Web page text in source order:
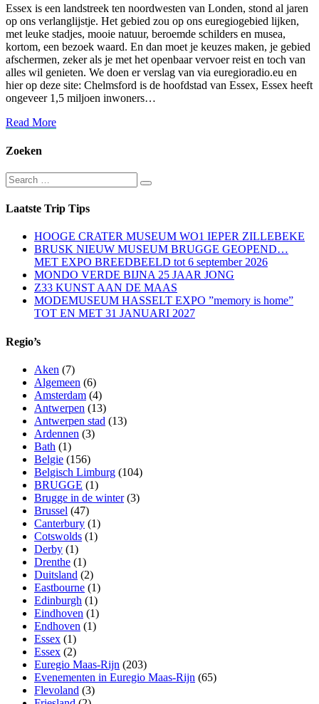
Brittannië
Essex is een landstreek ten noordwesten van Londen, stond al jaren
op ons verlanglijstje. Het gebied zou op ons euregiogebied lijken,
met leuke stadjes, mooie natuur, beroemde schilders en musea,
kortom, een bezoek waard. En dan moet je keuzes maken, je gebied
afschermen, zeker als je met het openbaar vervoer reist en toch van
alles wil genieten. We doen er verslag van via euregioradio.eu en
hier op deze site: Chelmsford is de hoofdstad van Essex, Essex heeft
ongeveer 1,5 miljoen inwoners…
Read MoreRead
Zoeken
Search
for:
Search
Laatste Trip Tips
HOOGE CRATER MUSEUM WO1 IEPER ZILLEBEKE
BRUSK NIEUW MUSEUM BRUGGE GEOPEND…
MET EXPO BREEDBEELD tot 6 september 2026
MONDO VERDE BIJNA 25 JAAR JONG
Z33 KUNST AAN DE MAAS
MODEMUSEUM HASSELT EXPO ”memory is home”
TOT EN MET 31 JANUARI 2027
Regio’s
Aken (7)
Algemeen (6)
Amsterdam (4)
Antwerpen (13)
Antwerpen stad (13)
Ardennen (3)
Bath (1)
Belgie (156)
Belgisch Limburg (104)
BRUGGE (1)
Brugge in de winter(3)
Brussel (47)
Canterbury (1)
Cotswolds (1)
Derby (1)
Drenthe (1)
Duitsland (2)
Eastbourne (1)
Edinburgh (1)
Eindhoven (1)
Endhoven (1)
Essex (1)
Essex (2)
Euregio Maas-Rijn (203)
Evenementen in Euregio Maas-Rijn (65)
Flevoland (3)